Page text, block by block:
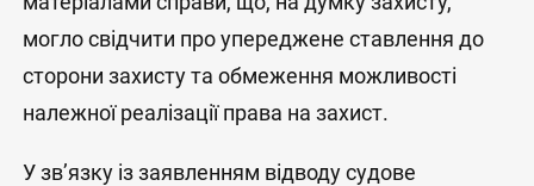
могло свідчити про упереджене ставлення до
сторони захисту та обмеження можливості
належної реалізації права на захист.
У зв’язку із заявленням відводу судове